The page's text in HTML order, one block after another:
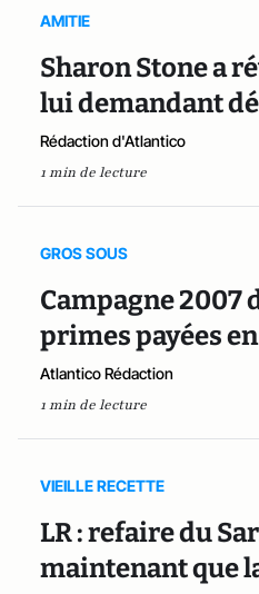
AMITIE
Sharon Stone a
lui demandant
Rédaction d'Atlantico
1 min de lecture
GROS SOUS
Campagne 2007
primes payées
Atlantico Rédaction
1 min de lecture
VIEILLE RECETTE
LR : refaire du
maintenant que